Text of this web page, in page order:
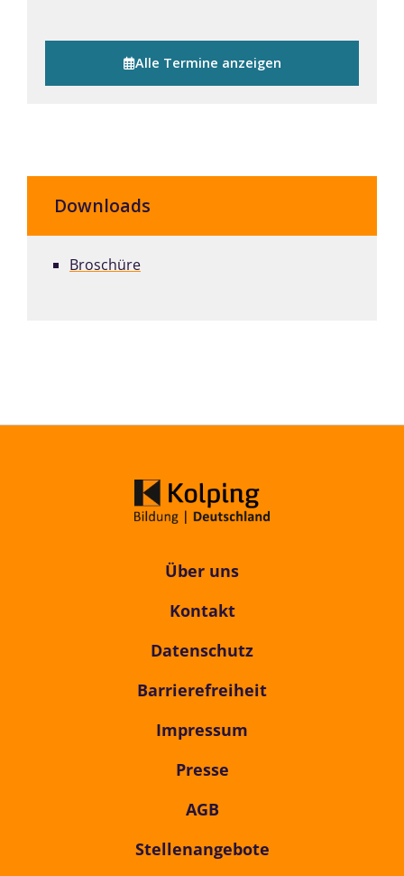
Alle Termine anzeigen
Downloads
Broschüre
Über uns
Kontakt
Datenschutz
Barrierefreiheit
Impressum
Presse
AGB
Stellenangebote